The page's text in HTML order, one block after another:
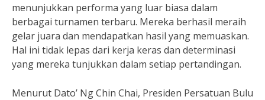
menunjukkan performa yang luar biasa dalam
berbagai turnamen terbaru. Mereka berhasil meraih
gelar juara dan mendapatkan hasil yang memuaskan.
Hal ini tidak lepas dari kerja keras dan determinasi
yang mereka tunjukkan dalam setiap pertandingan.
Menurut Dato’ Ng Chin Chai, Presiden Persatuan Bulu